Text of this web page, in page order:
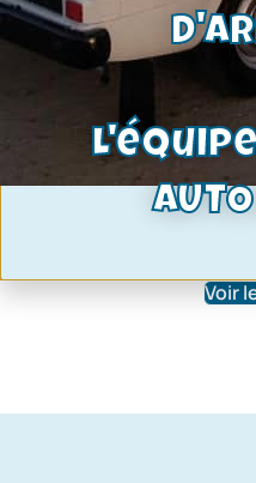
liquide de
Voir
L'équipe